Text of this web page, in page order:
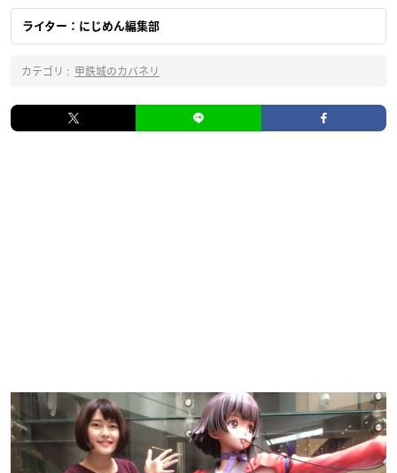
ライター：にじめん編集部
カテゴリ : 甲鉄城のカバネリ